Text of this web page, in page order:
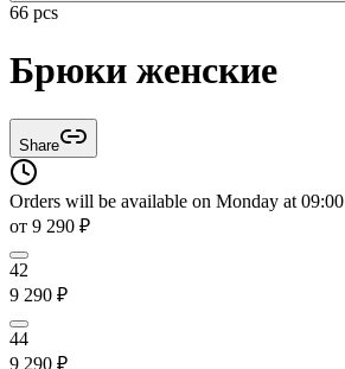
66 pcs
Брюки женские
Share
Orders will be available on Monday at 09:00
от 9 290 ₽
42
9 290 ₽
44
9 290 ₽